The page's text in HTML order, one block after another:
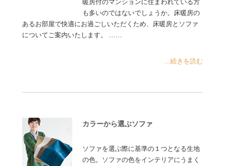
暖房付のマンションに住まわれている方
も多いのではないでしょうか。床暖房の
あるお部屋で快適にお過ごしいただくため、床暖房とソファ
についてご案内いたします。 ……
...続きを読む
カラーから選ぶソファ
ソファを選ぶ際に基準の１つとなる生地
の色。ソファの色をインテリアにうまく